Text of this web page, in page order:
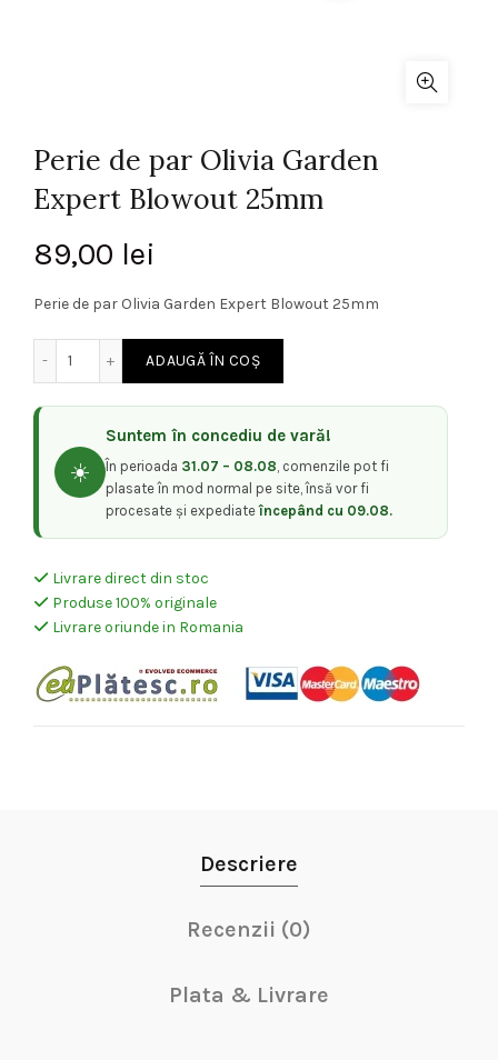
Perie de par Olivia Garden
Expert Blowout 25mm
89,00 lei
Perie de par Olivia Garden Expert Blowout 25mm
Cantitate Perie de par Olivia Garden Expert Blowout 25mm
ADAUGĂ ÎN COȘ
☀️
Suntem în concediu de vară!
În perioada 31.07 – 08.08, comenzile pot fi
plasate în mod normal pe site, însă vor fi
procesate și expediateîncepând cu 09.08.
Livrare direct din stoc
Produse 100% originale
Livrare oriunde in Romania
Descriere
Recenzii (0)
Plata & Livrare